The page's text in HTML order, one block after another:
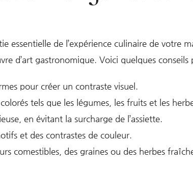
essentielle de l’expérience culinaire de votre
d’art gastronomique. Voici quelques
pour créer un contraste visuel.
tels que les légumes, les fruits et les
en évitant la surcharge de l’assiette.
et des contrastes de couleur.
comestibles, des graines ou des herbes